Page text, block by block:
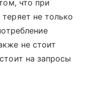
что при
не только
не стоит
на запросы